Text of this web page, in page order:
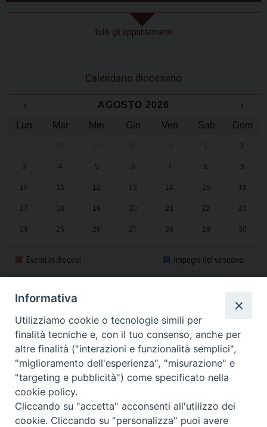
tutti gli appuntamenti
Calendario diocesano
‹ AGOSTO 2026
›
Lun
Mar Mer Gio Ven Sab Dom
1 2
3 4 5 6 7 8 9
10 11 12 13 14 15 16
17 18 19 20 21 22 23
24 25 26 27 28 29 30
31 1 2 3 4 5 6
Eventi in diocesi Impegni del vescovo
CALENDARIO PASTORALE 2025-2026
Informativa
Utilizziamo cookie o tecnologie simili per
finalità tecniche e, con il tuo consenso, anche per
altre finalità ("interazioni e funzionalità semplici",
"miglioramento dell'esperienza", "misurazione" e
"targeting e pubblicità") come specificato nella
cookie policy.
Cliccando su "accetta" acconsenti all'utilizzo dei
cookie. Cliccando su "personalizza" puoi avere